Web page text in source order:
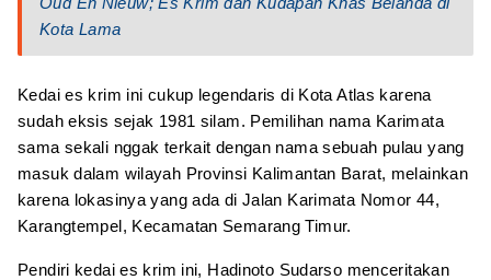
Kota Lama
Kedai es krim ini cukup legendaris di Kota Atlas karena
sudah eksis sejak 1981 silam. Pemilihan nama Karimata
sama sekali nggak terkait dengan nama sebuah pulau yang
masuk dalam wilayah Provinsi Kalimantan Barat, melainkan
karena lokasinya yang ada di Jalan Karimata Nomor 44,
Karangtempel, Kecamatan Semarang Timur.
Pendiri kedai es krim ini, Hadinoto Sudarso menceritakan